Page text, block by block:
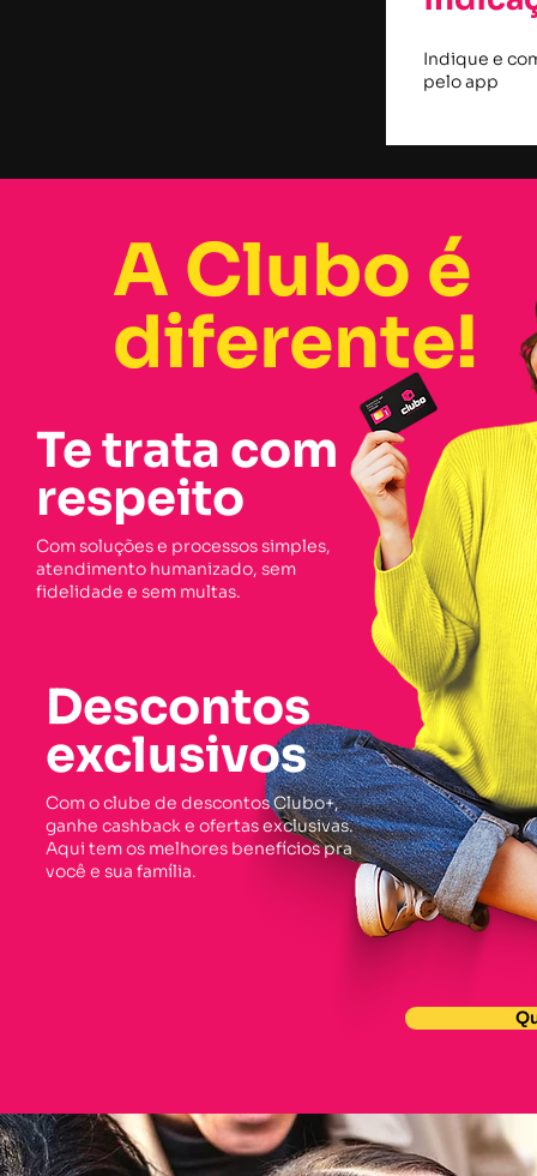
Indique e
pelo app
Te trata com
respeito
Com soluções e processos simples,
atendimento humanizado, sem
fidelidade e sem multas.
A Clubo é
diferente!
Descontos
exclusivos
Com o clube de descontos Clubo+,
ganhe cashback e ofertas exclusivas.
Aqui tem os melhores benefícios pra
você e sua família.